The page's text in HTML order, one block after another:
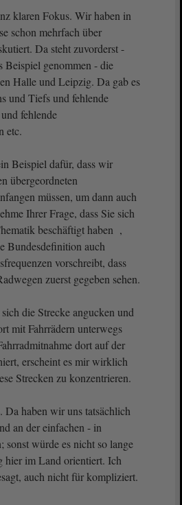
klaren Fokus. Wir haben in
schon mehrfach über
Da steht zuvorderst -
Beispiel genommen - die
Halle und Leipzig. Da gab es
und Tiefs und fehlende
fehlende
etc.
Beispiel dafür, dass wir
übergeordneten
müssen, um dann auch
Ihrer Frage, dass Sie sich
beschäftigt haben ,
Bundesdefinition auch
vorschreibt, dass
zuerst gegeben sehen.
die Strecke angucken und
mit Fahrrädern unterwegs
dort auf der
erscheint es mir wirklich
Strecken zu konzentrieren.
Da haben wir uns tatsächlich
an der einfachen - in
sonst würde es nicht so lange
hier im Land orientiert. Ich
auch nicht für kompliziert.